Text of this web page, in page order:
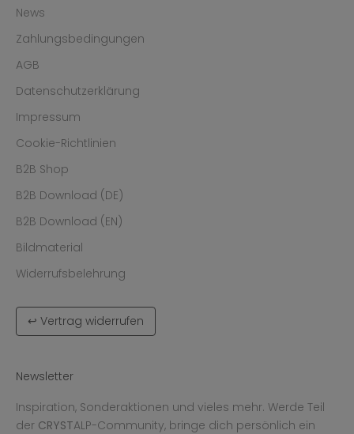
News
Zahlungsbedingungen
AGB
Datenschutzerklärung
Impressum
Cookie-Richtlinien
B2B Shop
B2B Download (DE)
B2B Download (EN)
Bildmaterial
Widerrufsbelehrung
↩ Vertrag widerrufen
Newsletter
Inspiration, Sonderaktionen und vieles mehr. Werde Teil
der CRYSTALP-Community, bringe dich persönlich ein